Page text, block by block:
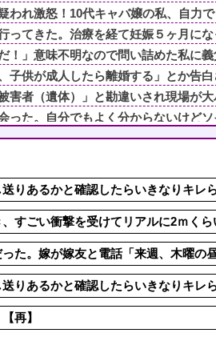
われ激怒！10代キャバ嬢の私、自力
ってきた。治療を経て妊娠５ヶ月にな
！」意味不明なので問い詰めた私に義
子供が成人したら離婚する」とか告白
害者（遺体）」と勘違いされ現場が
った。自分でもよく分からないけど
。無視しようと思っていたら、とんで
なと思ったけど、服とか荷物もない
義兄嫁兄がいて、義兄嫁が子供達を
が「シャワー貸して」「泊めて」と
りあるかと確認したらいきなりキレ
すごい衝撃を受けてリアルに2ｍく
た。嫁が嫁友と電話「来週、木曜の
りあるかと確認したらいきなりキレ
再】